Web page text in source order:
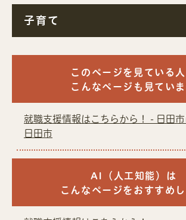
子育て
このページを見ている
こんなページも見てい
就職支援情報はこちらから！ - 日田
日田市
AI（人工知能）は
こんなページをおすすめ